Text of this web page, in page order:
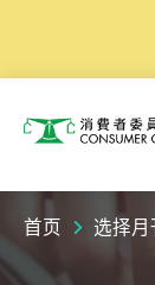
消费者委员
首页 选择月